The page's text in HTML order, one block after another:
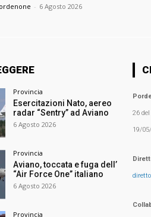
- 6 Agosto 2026
Provincia
Esercitazioni Nato, aereo
radar “Sentry” ad Aviano
6 Agosto 2026
Provincia
Aviano, toccata e fuga dell’
“Air Force One” italiano
6 Agosto 2026
Provincia
26
19/